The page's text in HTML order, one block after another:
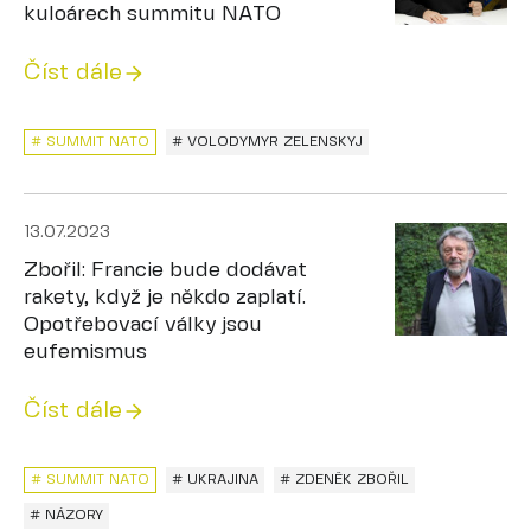
kuloárech summitu NATO
Číst dále
# SUMMIT NATO # VOLODYMYR ZELENSKYJ
13.07.2023
Zbořil: Francie bude dodávat
rakety, když je někdo zaplatí.
Opotřebovací války jsou
eufemismus
Číst dále
# SUMMIT NATO # UKRAJINA # ZDENĚK ZBOŘIL
# NÁZORY